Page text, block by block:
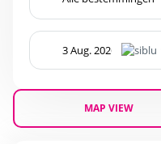
MAP VIEW